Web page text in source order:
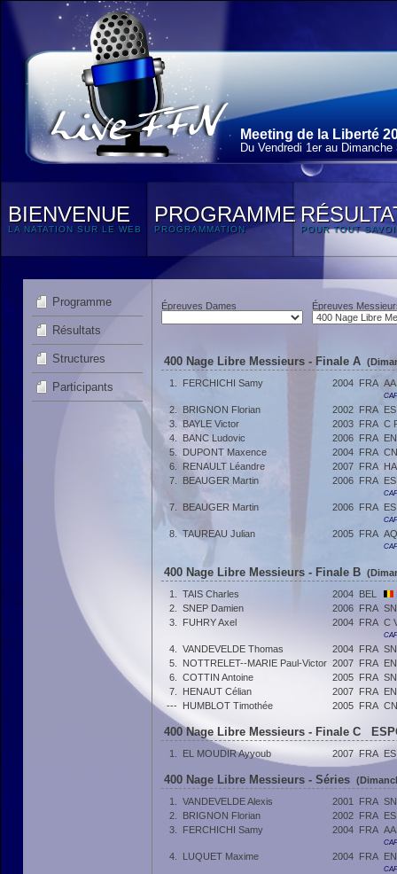
Meeting de la Liberté
Du Vendredi 1erau Dimanche
BIENVENUE
LA NATATION SUR LE WEB
PROGRAMME
PROGRAMMATION POUR TOUT
Programme
Résultats
Structures
Participants
Épreuves Dames Épreuves
400 Nage Libre Messieurs - Finale A
1.
FERCHICHI Samy 2004 FRA
2. BRIGNON Florian 2002 FRA
3.
BAYLE Victor 2003 FRA C
4.
BANC Ludovic 2006 FRA
5.
DUPONT Maxence 2004 FRA
6.
RENAULT Léandre 2007 FRA
7.
BEAUGER Martin 2006 FRA
7. BEAUGER Martin 2006 FRA
8. TAUREAU Julian 2005 FRA
400 Nage Libre Messieurs - Finale B
1.
TAIS Charles 2004 BEL
2.
SNEP Damien 2006 FRA
3.
FUHRY Axel 2004 FRA C
4. VANDEVELDE Thomas 2004 FRA
5.
NOTTRELET--MARIE Paul-Victor 2007 FRA
6.
COTTIN Antoine 2005 FRA
7.
HENAUT Célian 2007 FRA
--- HUMBLOT Timothée 2005 FRA
400 Nage Libre Messieurs - Finale C
1. EL MOUDIR Ayyoub 2007 FRA
400 Nage Libre Messieurs - Séries
1.
VANDEVELDE Alexis 2001 FRA
2.
BRIGNON Florian 2002 FRA
3.
FERCHICHI Samy 2004 FRA
4. LUQUET Maxime 2004 FRA